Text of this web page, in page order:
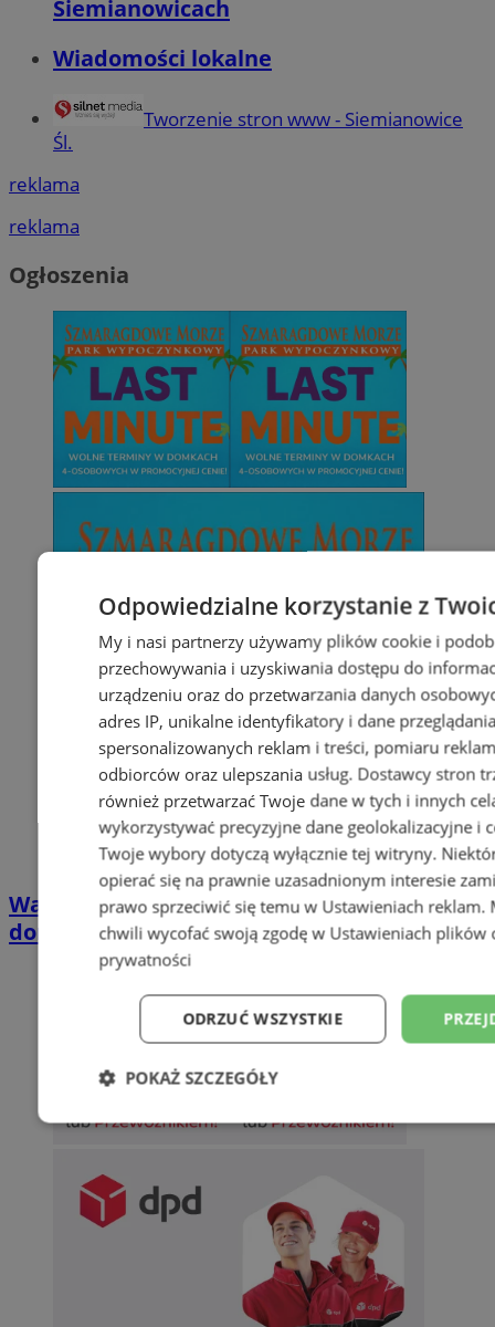
Siemianowicach
Wiadomości lokalne
Tworzenie stron www - Siemianowice
Śl.
reklama
reklama
Ogłoszenia
Wakacyjny wypoczynek nad Bałtykiem w
domkach Szmaragdowe Morze
Odpowiedzialne korzystanie z
My i nasi partnerzy używamy plików cookie i
przechowywania i uzyskiwania dostępu do
urządzeniu oraz do przetwarzania danych
adres IP, unikalne identyfikatory i dane
spersonalizowanych reklam i treści, pomiaru
odbiorców oraz ulepszania usług. Dostawcy stron
również przetwarzać Twoje dane w tych i innych
wykorzystywać precyzyjne dane geolokalizacyjne i
Twoje wybory dotyczą wyłącznie tej witryny.
opierać się na prawnie uzasadnionym interesie
prawo sprzeciwić się temu w Ustawieniach reklam.
chwili wycofać swoją zgodę w Ustawieniach plików
prywatności
ODRZUĆ WSZYSTKIE
POKAŻ SZCZEGÓŁY
Niezbędne Wydajność
Niesklasyfikowane